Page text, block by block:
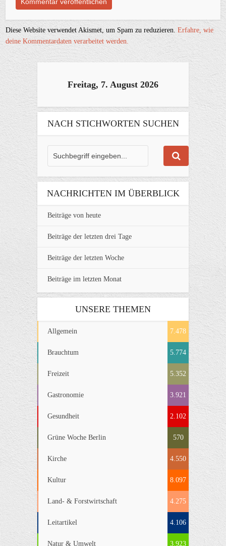
Diese Website verwendet Akismet, um Spam zu reduzieren.Erfahre, wie
deine Kommentardaten verarbeitet werden.
Freitag, 7. August 2026
NACH STICHWORTEN SUCHEN
NACHRICHTEN IM ÜBERBLICK
Beiträge von heute
Beiträge der letzten drei Tage
Beiträge der letzten Woche
Beiträge im letzten Monat
UNSERE THEMEN
Allgemein 7.478
Brauchtum 5.774
Freizeit 5.352
Gastronomie 3.921
Gesundheit 2.102
Grüne Woche Berlin 570
Kirche 4.550
Kultur 8.097
Land- & Forstwirtschaft 4.275
Leitartikel 4.106
Natur & Umwelt 3.923